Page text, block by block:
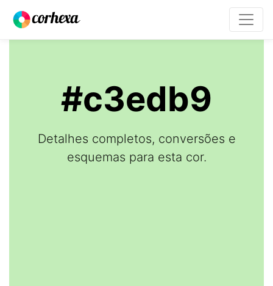
#c3edb9
Detalhes completos, conversões e
esquemas para esta cor.